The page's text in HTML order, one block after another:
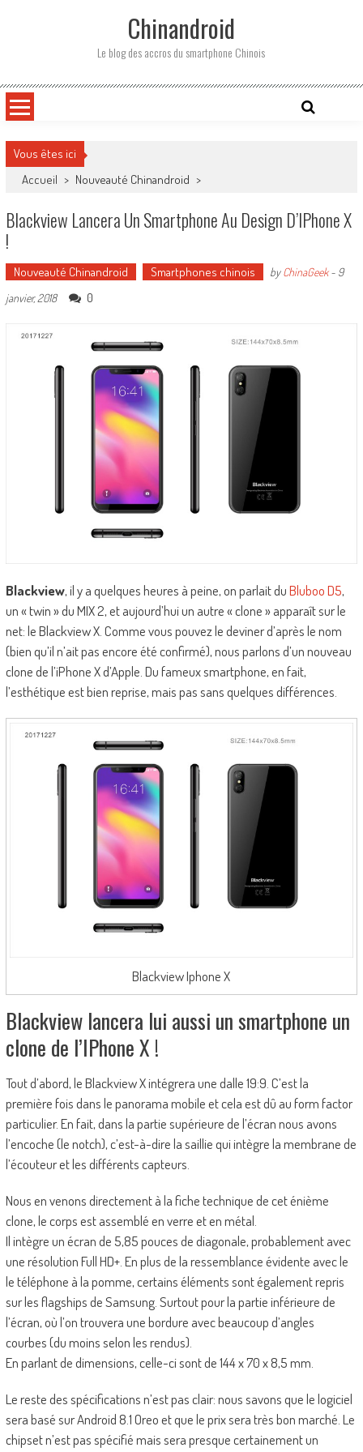
Chinandroid
Le blog des accros du smartphone Chinois
Vous êtes ici
Accueil > Nouveauté Chinandroid >
Blackview Lancera Un Smartphone Au Design D’IPhone X
!
Nouveauté Chinandroid Smartphones chinois byChinaGeek- 9
janvier, 2018
0
Blackview, il y a quelques heures à peine, on parlait duBluboo D5,
un « twin » du MIX 2, et aujourd’hui un autre « clone » apparaît sur le
net: le Blackview X. Comme vous pouvez le deviner d’après le nom
(bien qu’il n’ait pas encore été confirmé), nous parlons d’un nouveau
clone de l’iPhone X d’Apple. Du fameux smartphone, en fait,
l’esthétique est bien reprise, mais pas sans quelques différences.
Blackview Iphone X
Blackview lancera lui aussi un smartphone un
clone de l’IPhone X !
Tout d’abord, le Blackview X intégrera une dalle 19:9. C’est la
première fois dans le panorama mobile et cela est dû au form factor
particulier. En fait, dans la partie supérieure de l’écran nous avons
l’encoche (le notch), c’est-à-dire la saillie qui intègre la membrane de
l’écouteur et les différents capteurs.
Nous en venons directement à la fiche technique de cet énième
clone, le corps est assemblé en verre et en métal.
Il intègre un écran de 5,85 pouces de diagonale, probablement avec
une résolution Full HD+. En plus de la ressemblance évidente avec le
le téléphone à la pomme, certains éléments sont également repris
sur les flagships de Samsung. Surtout pour la partie inférieure de
l’écran, où l’on trouvera une bordure avec beaucoup d’angles
courbes (du moins selon les rendus).
En parlant de dimensions, celle-ci sont de 144 x 70 x 8,5 mm.
Le reste des spécifications n’est pas clair: nous savons que le logiciel
sera basé sur Android 8.1 Oreo et que le prix sera très bon marché. Le
chipset n’est pas spécifié mais sera presque certainement un